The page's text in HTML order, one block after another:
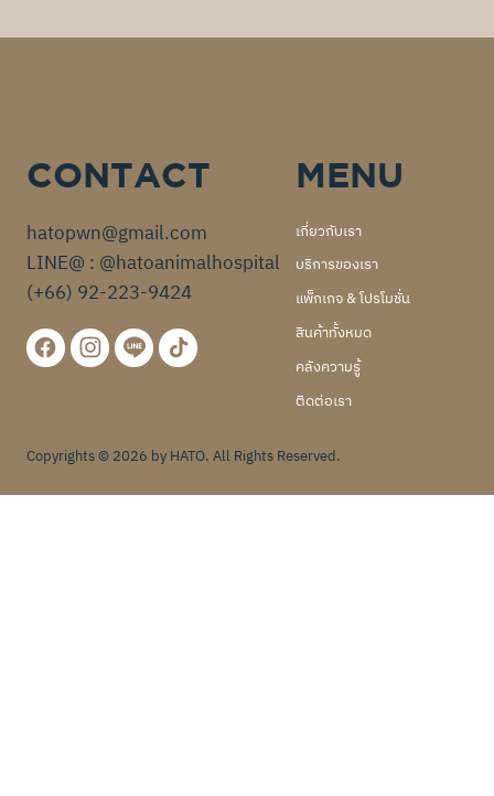
CONTACT
hatopwn@gmail.com
LINE@ : @hatoanimalhospital
(+66) 92-223-9424
MENU
เกี่ยวกับเรา
บริการของเรา
แพ็กเกจ & โปรโมชั่น
สินค้าทั้งหมด
คลังความรู้
ติดต่อเรา
Copyrights © 2026 by HATO. All Rights Reserved.